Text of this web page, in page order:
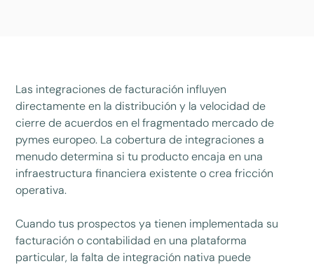
Las integraciones de facturación influyen
directamente en la distribución y la velocidad de
cierre de acuerdos en el fragmentado mercado de
pymes europeo. La cobertura de integraciones a
menudo determina si tu producto encaja en una
infraestructura financiera existente o crea fricción
operativa.
Cuando tus prospectos ya tienen implementada su
facturación o contabilidad en una plataforma
particular, la falta de integración nativa puede